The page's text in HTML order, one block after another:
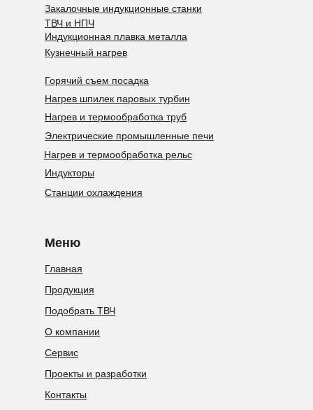
Закалочные индукционные станки
ТВЧ и НПЧ
Индукционная плавка металла
Кузнечный нагрев
Индукторы
Станции охлаждения
Горячий съем посадка
Нагрев шпилек паровых турбин
Нагрев и термообработка труб
Электрические промышленные печи
Нагрев и термообработка рельс
Сервис
Меню
Главная
Продукция
Подобрать ТВЧ
О компании
Проекты и разработки
Контакты